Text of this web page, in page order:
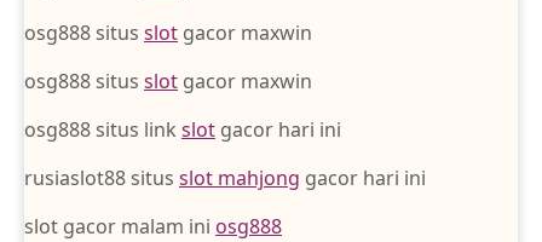
osg888 situs slot gacor maxwin
osg888 situs slot gacor maxwin
osg888 situs link slot gacor hari ini
rusiaslot88 situs slot mahjong gacor hari ini
slot gacor malam ini osg888